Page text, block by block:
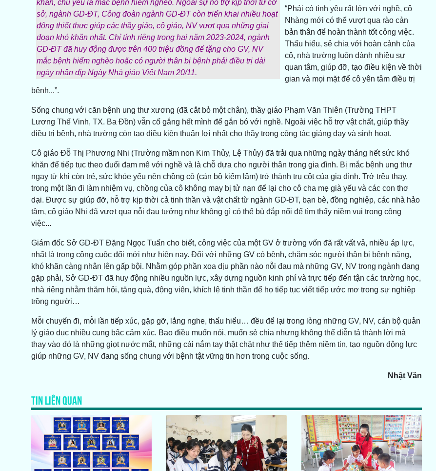
khăn, chủ yếu là mắc bệnh hiểm nghèo. Ngoài sự hỗ trợ kịp thời từ cơ
sở, ngành GD-ĐT, Công đoàn ngành GD-ĐT còn triển khai nhiều hoạt
động thiết thực giúp các thầy giáo, cô giáo, NV vượt qua những giai
đoạn khó khăn nhất. Chỉ tính riêng trong hai năm 2023-2024, ngành
GD-ĐT đã huy động được trên 400 triệu đồng để tặng cho GV, NV
mắc bệnh hiểm nghèo hoặc có người thân bị bệnh phải điều trị dài
ngày nhân dịp Ngày Nhà giáo Việt Nam 20/11.
“Phải có tình yêu rất lớn với nghề, cô
Nhàng mới có thể vượt qua rào cản
bản thân để hoàn thành tốt công việc.
Thấu hiểu, sẻ chia với hoàn cảnh của
cô, nhà trường luôn dành nhiều sự
quan tâm, giúp đỡ, tạo điều kiện về thời
gian và mọi mặt để cô yên tâm điều trị
bệnh...”.
Sống chung với căn bệnh ung thư xương (đã cắt bỏ một chân), thầy giáo Phạm Văn Thiên (Trường THPT
Lương Thế Vinh, TX. Ba Đồn) vẫn cố gắng hết mình để gắn bó với nghề. Ngoài việc hỗ trợ vật chất, giúp thầy
điều trị bệnh, nhà trường còn tạo điều kiện thuận lợi nhất cho thầy trong công tác giảng dạy và sinh hoạt.
Cô giáo Đỗ Thị Phương Nhi (Trường mầm non Kim Thủy, Lệ Thủy) đã trải qua những ngày tháng hết sức khó
khăn để tiếp tục theo đuổi đam mê với nghề và là chỗ dựa cho người thân trong gia đình. Bị mắc bệnh ung thư
ngay từ khi còn trẻ, sức khỏe yếu nên chồng cô (cán bộ kiểm lâm) trở thành trụ cột của gia đình. Trớ trêu thay,
trong một lần đi làm nhiệm vụ, chồng của cô không may bị tử nạn để lại cho cô cha mẹ già yếu và các con thơ
dại. Được sự giúp đỡ, hỗ trợ kịp thời cả tinh thần và vật chất từ ngành GD-ĐT, bạn bè, đồng nghiệp, các nhà hảo
tâm, cô giáo Nhi đã vượt qua nỗi đau tưởng như không gì có thể bù đắp nổi để tìm thấy niềm vui trong công
việc...
Giám đốc Sở GD-ĐT Đặng Ngọc Tuấn cho biết, công việc của một GV ở trường vốn đã rất vất vả, nhiều áp lực,
nhất là trong công cuộc đổi mới như hiện nay. Đối với những GV có bệnh, chăm sóc người thân bị bệnh nặng,
khó khăn càng nhân lên gấp bội. Nhằm góp phần xoa dịu phần nào nỗi đau mà những GV, NV trong ngành đang
gặp phải, Sở GD-ĐT đã huy động nhiều nguồn lực, xây dựng nguồn kinh phí và trực tiếp đến tận các trường học,
nhà riêng nhằm thăm hỏi, tặng quà, động viên, khích lệ tinh thần để họ tiếp tục viết tiếp ước mơ trong sự nghiệp
trồng người…
Mỗi chuyến đi, mỗi lần tiếp xúc, gặp gỡ, lắng nghe, thấu hiểu… đều để lại trong lòng những GV, NV, cán bộ quản
lý giáo dục nhiều cung bậc cảm xúc. Bao điều muốn nói, muốn sẻ chia nhưng không thể diễn tả thành lời mà
thay vào đó là những giọt nước mắt, những cái nắm tay thật chặt như thể tiếp thêm niềm tin, tạo nguồn động lực
giúp những GV, NV đang sống chung với bệnh tật vững tin hơn trong cuộc sống.
Nhật Văn
TIN LIÊN QUAN